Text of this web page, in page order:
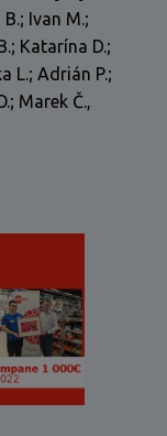
Ivan M.;
Katarína D.;
L.; Adrián P.;
Marek Č.,